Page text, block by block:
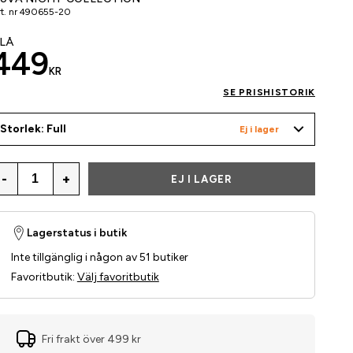
nr 490655-20
KR
SE PRISHISTORIK
Storlek: Full Ej i lager
- + EJ I LAGER
Lagerstatus i butik
Inte tillgänglig i någon av 51 butiker
Favoritbutik: Välj favoritbutik
Fri frakt över 499 kr